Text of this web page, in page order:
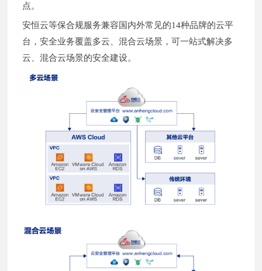
点。
安恒云等保合规服务兼容国内外常见的14种品牌的云平
台，安全业务覆盖多云、混合云场景，可一站式解决多
云、混合云场景的安全建设。